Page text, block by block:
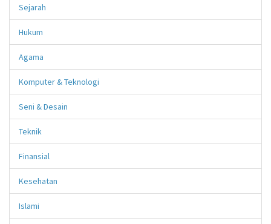
Sejarah
Hukum
Agama
Komputer & Teknologi
Seni & Desain
Teknik
Finansial
Kesehatan
Islami